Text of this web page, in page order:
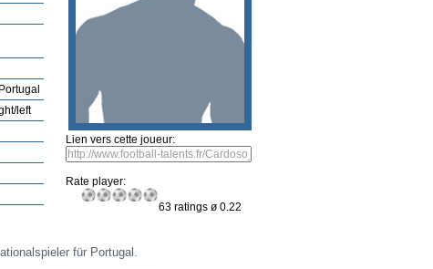
Portugal
left
Lien vers cette joueur:
Rate player:
63 ratings ø 0.22
für Portugal.